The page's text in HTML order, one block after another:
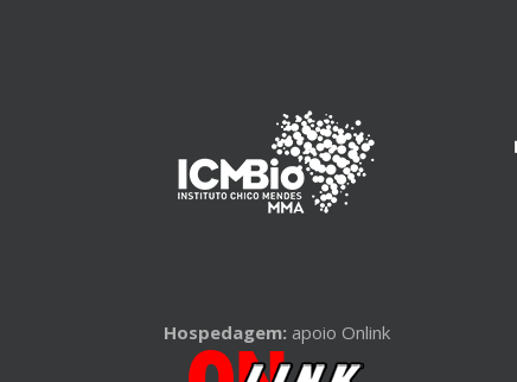
Hospedagem: apoio Onlink